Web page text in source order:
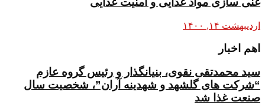
اردیبهشت ۱۴, ۱۴۰۰
اهم اخبار
سید محمدتقی نقوی، بنیانگذار و رئیس گروه عازم
“شرکت های گلشهد و شهدینه آران”، شخصیت سال
صنعت غذا شد